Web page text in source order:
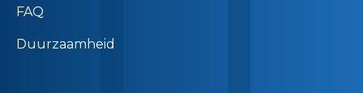
FAQ
Duurzaamheid